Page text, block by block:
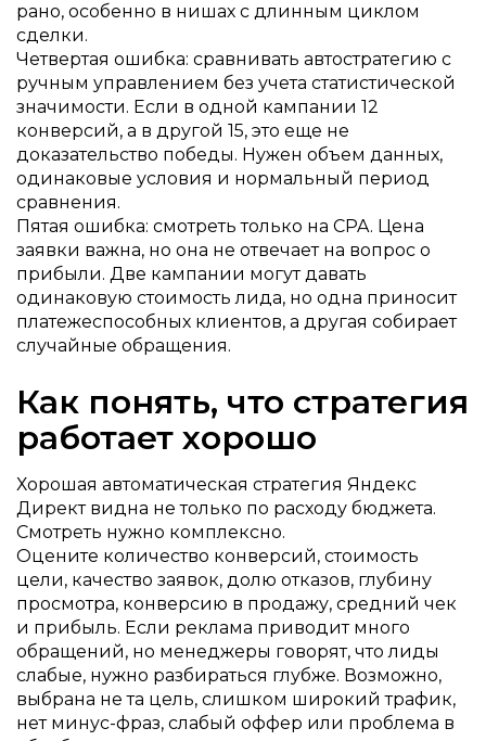
рано, особенно в нишах с длинным циклом
сделки.
Четвертая ошибка: сравнивать автостратегию с
ручным управлением без учета статистической
значимости. Если в одной кампании 12
конверсий, а в другой 15, это еще не
доказательство победы. Нужен объем данных,
одинаковые условия и нормальный период
сравнения.
Пятая ошибка: смотреть только на CPA. Цена
заявки важна, но она не отвечает на вопрос о
прибыли. Две кампании могут давать
одинаковую стоимость лида, но одна приносит
платежеспособных клиентов, а другая собирает
случайные обращения.
Как понять, что стратегия
работает хорошо
Хорошая автоматическая стратегия Яндекс
Директ видна не только по расходу бюджета.
Смотреть нужно комплексно.
Оцените количество конверсий, стоимость
цели, качество заявок, долю отказов, глубину
просмотра, конверсию в продажу, средний чек
и прибыль. Если реклама приводит много
обращений, но менеджеры говорят, что лиды
слабые, нужно разбираться глубже. Возможно,
выбрана не та цель, слишком широкий трафик,
нет минус-фраз, слабый оффер или проблема в